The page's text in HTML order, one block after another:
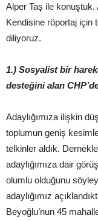
Alper Taş ile konuştuk.
Kendisine röportaj için
diliyoruz.
1.) Sosyalist bir
desteğini alan
Adaylığımıza ilişkin
toplumun geniş
telkinler aldık.
adaylığımıza dair
olumlu olduğunu
adaylığımız
Beyoğlu’nun 45